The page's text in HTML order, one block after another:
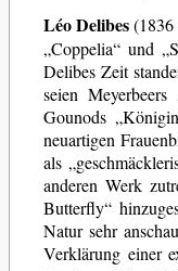
Léo Delibes(1836
„Coppelia“ und
Delibes Zeit
seien
Gounods
neuartigen
als
anderen Werk
Butterfly“
Natur sehr
Verklärung einer